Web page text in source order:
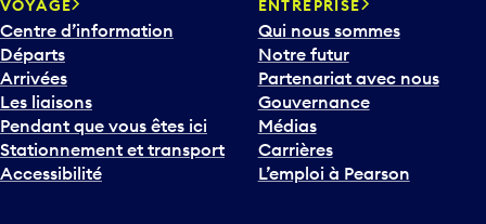
Centre d’information
Départs
Arrivées
Les liaisons
Pendant que vous êtes ici
Stationnement et transport
Accessibilité
Qui nous sommes
Notre futur
Partenariat avec nous
Gouvernance
Médias
Carrières
L’emploi à Pearson